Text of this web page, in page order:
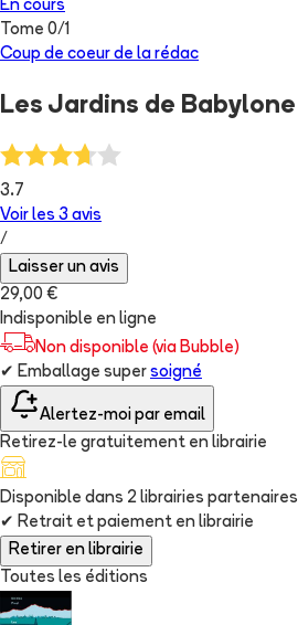
En cours
Tome 0/1
Coup de coeur de la rédac
Les Jardins de Babylone
3.7
Voir les 3 avis
/
Laisser un avis
29,00 €
Indisponible en ligne
Non disponible (via Bubble)
✔ Emballage super soigné
Alertez-moi par email
Retirez-le gratuitement en librairie
Disponible dans 2 librairies partenaires
✔ Retrait et paiement en librairie
Retirer en librairie
Toutes les éditions